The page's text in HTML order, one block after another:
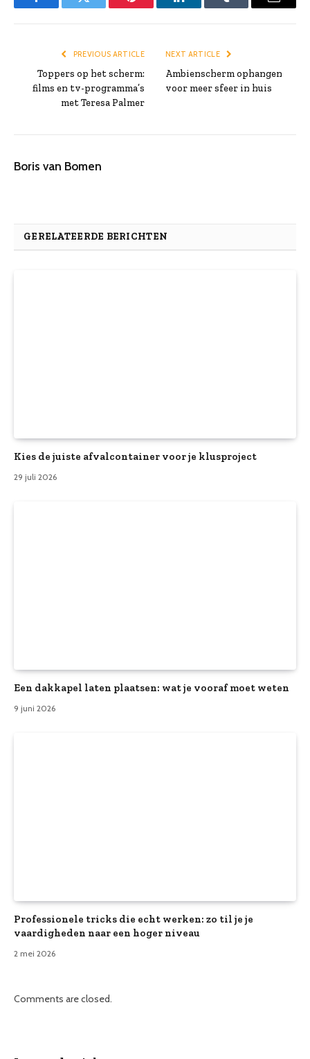
FacebookTwitter Pinterest LinkedInTumblr Email
PREVIOUS ARTICLE
Toppers op het scherm:
films en tv-programma’s
met Teresa Palmer
NEXT ARTICLE
Ambienscherm ophangen
voor meer sfeer in huis
Boris van Bomen
GERELATEERDE BERICHTEN
Kies de juiste afvalcontainer voor je klusproject
29 juli 2026
Een dakkapel laten plaatsen: wat je vooraf moet weten
9 juni 2026
Professionele tricks die echt werken: zo til je je
vaardigheden naar een hoger niveau
2 mei 2026
Comments are closed.